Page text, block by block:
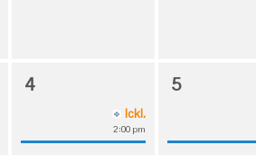
4
Ickl.
2:00 pm
5